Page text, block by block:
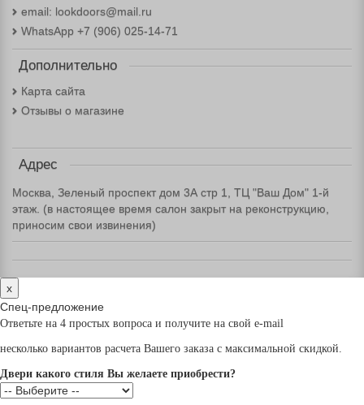
email: lookdoors@mail.ru
WhatsApp +7 (906) 025-14-71
Дополнительно
Карта сайта
Отзывы о магазине
Адрес
Москва, Зеленый проспект дом 3А стр 1, ТЦ "Ваш Дом" 1-й
этаж. (в настоящее время салон закрыт на реконструкцию,
приносим свои извинения)
x
Спец-предложение
Ответьте на 4 простых вопроса и получите на свой e-mail
несколько вариантов расчета Вашего заказа с максимальной скидкой.
Двери какого стиля Вы желаете приобрести?